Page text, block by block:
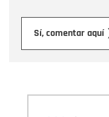
Sí, comentar aquí